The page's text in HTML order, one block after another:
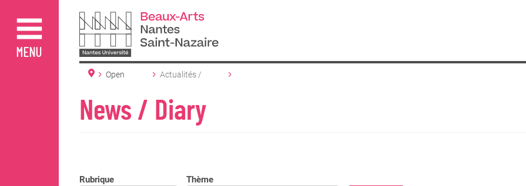
contenu
principal
MENU
Open
Actualités /
News / Diary
Rubrique Thème